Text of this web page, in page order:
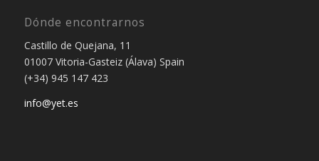
Dónde encontrarnos
Castillo de Quejana, 11
01007 Vitoria-Gasteiz (Álava) Spain
(+34) 945 147 423
info@yet.es